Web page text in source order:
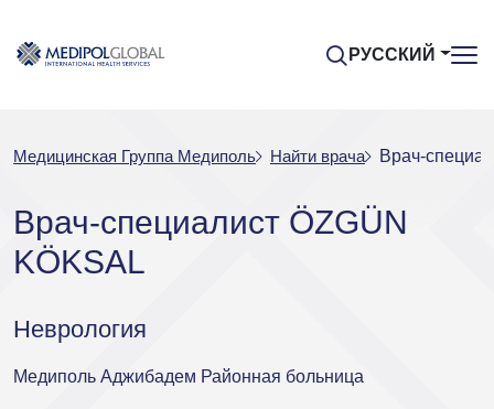
РУССКИЙ
Медицинская Группа Медиполь Найти врача Врач-
Врач-специалист ÖZGÜN
KÖKSAL
Неврология
Медиполь Аджибадем Районная больница